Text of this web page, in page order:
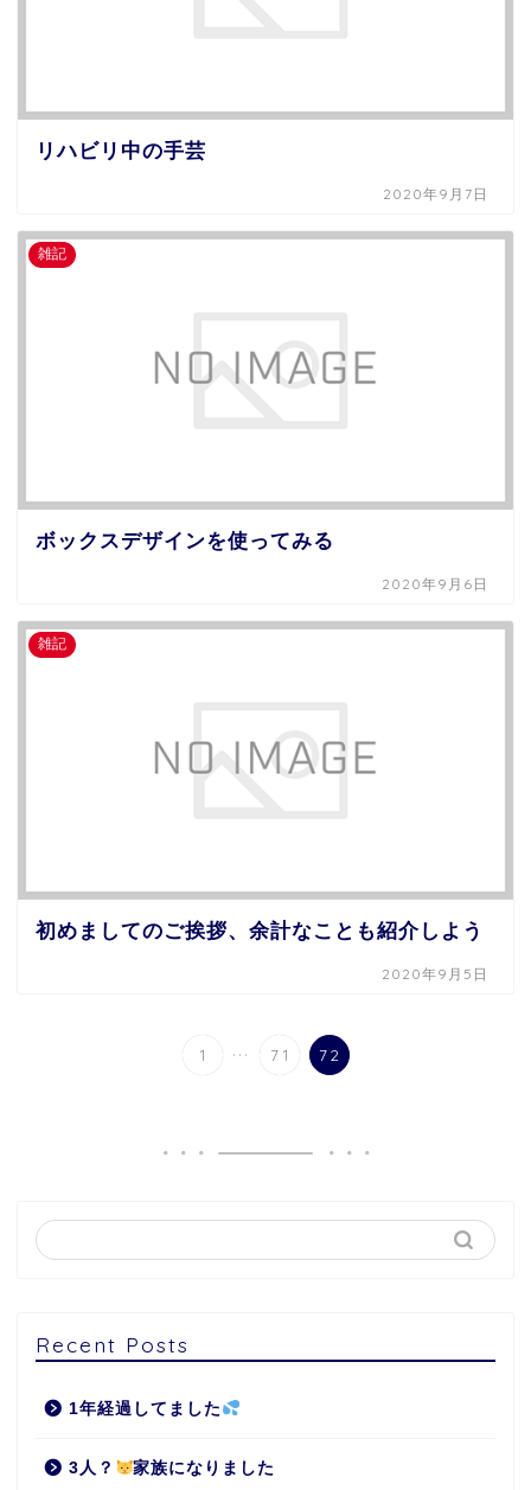
リハビリ中の手芸
2020年9月7日
雑記
ボックスデザインを使ってみる
2020年9月6日
雑記
初めましてのご挨拶、余計なことも紹介しよう
2020年9月5日
1 ... 71 72
Recent Posts
1年経過してました
3人？ 家族になりました